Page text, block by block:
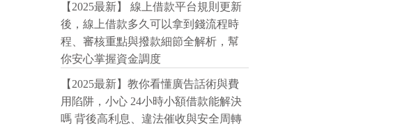
【2025最新】 線上借款平台規則更新
後，線上借款多久可以拿到錢流程時
程、審核重點與撥款細節全解析，幫
你安心掌握資金調度
【2025最新】教你看懂廣告話術與費
用陷阱，小心 24小時小額借款能解決
嗎 背後高利息、違法催收與安全周轉